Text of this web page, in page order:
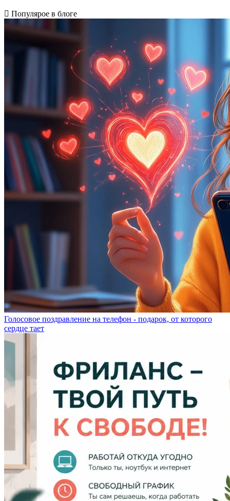
Популярое в блоге
Голосовое поздравление на телефон - подарок, от которого
сердце тает